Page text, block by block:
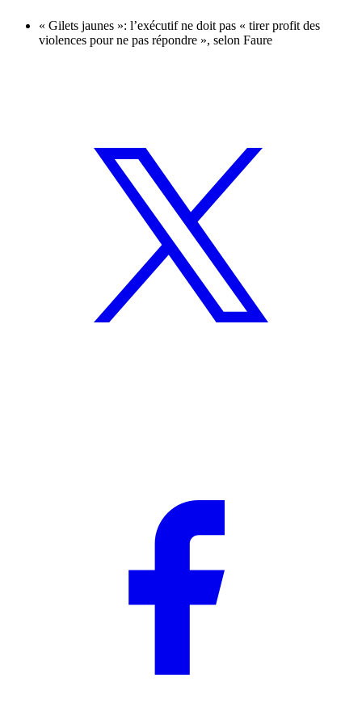
« Gilets jaunes »: l’exécutif ne doit pas « tirer profit des
violences pour ne pas répondre », selon Faure